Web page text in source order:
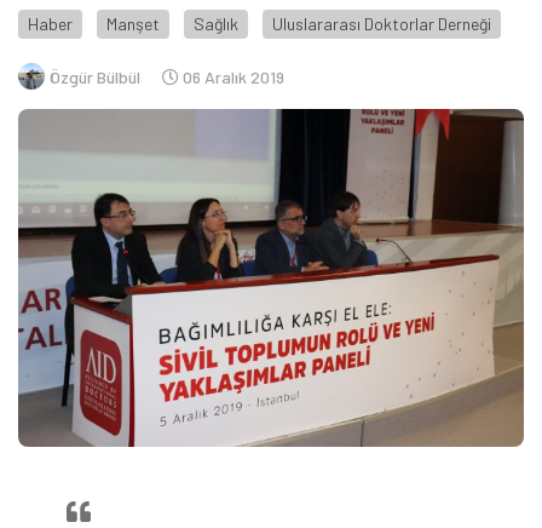
Haber Manşet Sağlık Uluslararası Doktorlar Derneği
Özgür Bülbül 06 Aralık 2019